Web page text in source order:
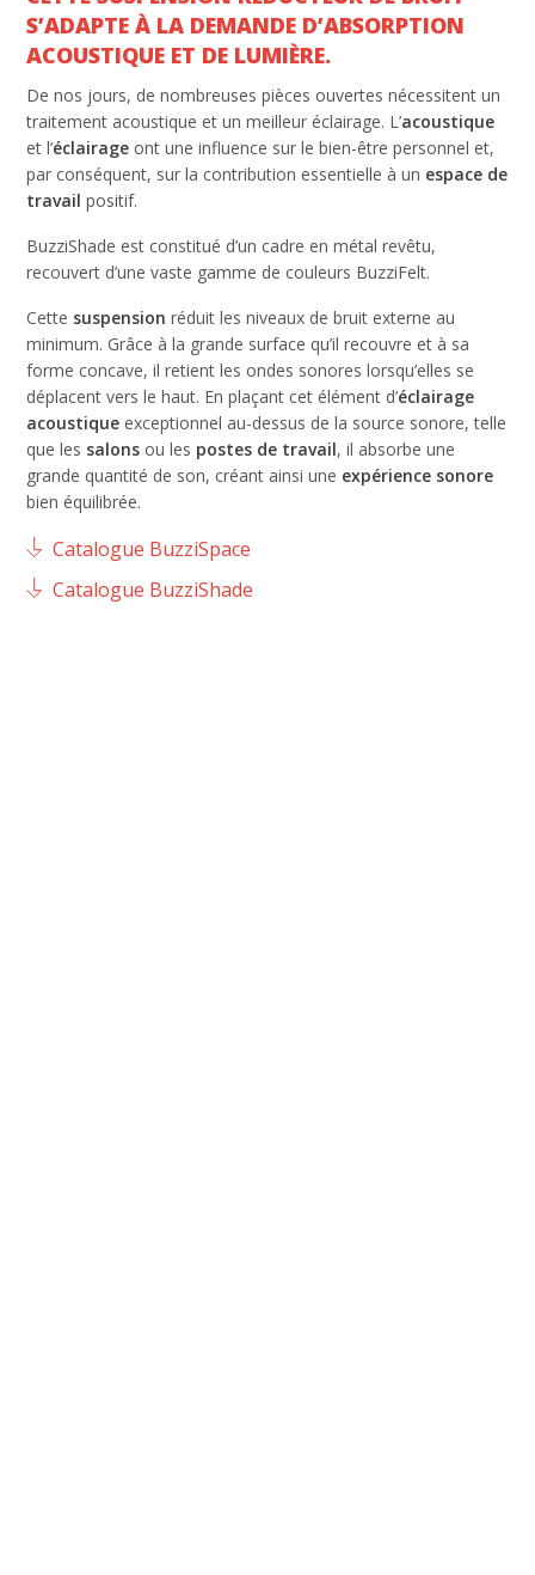
S’ADAPTE À LA DEMANDE D’ABSORPTION
ACOUSTIQUE ET DE LUMIÈRE.
De nos jours, de nombreuses pièces ouvertes nécessitent un
traitement acoustique et un meilleur éclairage. L’acoustique
et l’éclairage ont une influence sur le bien-être personnel et,
par conséquent, sur la contribution essentielle à un espace de
travail positif.
BuzziShade est constitué d’un cadre en métal revêtu,
recouvert d’une vaste gamme de couleurs BuzziFelt.
Cette suspension réduit les niveaux de bruit externe au
minimum. Grâce à la grande surface qu’il recouvre et à sa
forme concave, il retient les ondes sonores lorsqu’elles se
déplacent vers le haut. En plaçant cet élément d’éclairage
acoustique exceptionnel au-dessus de la source sonore, telle
que les salons ou les postes de travail, il absorbe une
grande quantité de son, créant ainsi une expérience sonore
bien équilibrée.
Catalogue BuzziSpace
Catalogue BuzziShade